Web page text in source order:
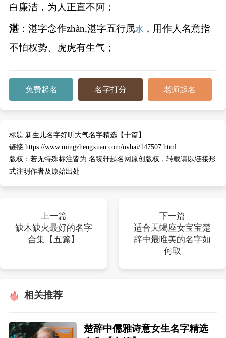
白廉洁，为人正直不阿；
湛：湛字念作zhàn,湛字五行属水，用作人名意指
不怕权势、虎虎有生气；
免费起名 名字打分 老师起名
标题:新生儿名字好听大气名字精选【十篇】
链接:https://www.mingzhengxuan.com/nvhai/147507.html
版权： 若无特殊标注皆为 名臻轩起名网原创版权，转载请以链接形
式注明作者及原始出处
上一篇
缺木缺火最好的名字
合集【五篇】
下一篇
适合天蝎座女宝宝楚
辞中最唯美的名字如
何取
相关推荐
楚辞中儒雅诗意女生名字精选